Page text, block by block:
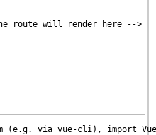
route will render here -->
(e.g. via vue-cli), import Vue